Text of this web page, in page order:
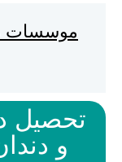
موسسات
تحصیل
و